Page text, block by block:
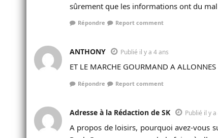
sûrement que les informations ont du
Répondre Report comment
ANTHONY Publié il y a 4 ans
ET LE MARCHE GOURMAND A
Répondre Report comment
Adresse à la Rédaction de SK Publié il y a
A propos de loisirs, pourquoi avez-vous